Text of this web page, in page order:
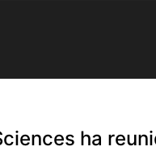
ha